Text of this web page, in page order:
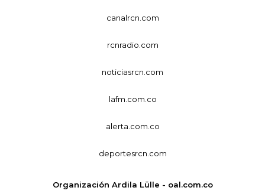
canalrcn.com
rcnradio.com
noticiasrcn.com
lafm.com.co
alerta.com.co
deportesrcn.com
Organización Ardila Lülle - oal.com.co